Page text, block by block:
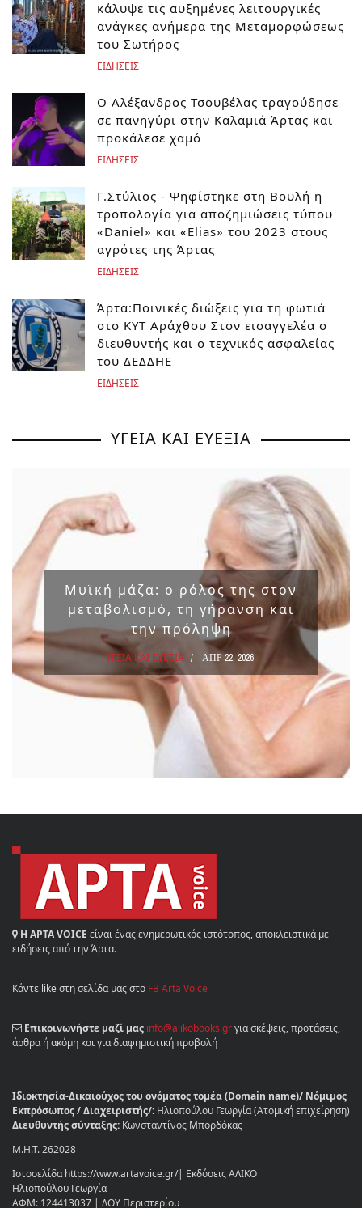
κάλυψε τις αυξημένες λειτουργικές
ανάγκες ανήμερα της Μεταμορφώσεως
του Σωτήρος
ΕΙΔΗΣΕΙΣ
Ο Αλέξανδρος Τσουβέλας τραγούδησε
σε πανηγύρι στην Καλαμιά Άρτας και
προκάλεσε χαμό
ΕΙΔΗΣΕΙΣ
Γ.Στύλιος - Ψηφίστηκε στη Βουλή η
τροπολογία για αποζημιώσεις τύπου
«Daniel» και «Elias» του 2023 στους
αγρότες της Άρτας
ΕΙΔΗΣΕΙΣ
Άρτα:Ποινικές διώξεις για τη φωτιά
στο ΚΥΤ Αράχθου Στον εισαγγελέα ο
διευθυντής και ο τεχνικός ασφαλείας
του ΔΕΔΔΗΕ
ΕΙΔΗΣΕΙΣ
ΥΓΕΙΑ ΚΑΙ ΕΥΕΞΙΑ
Μυϊκή μάζα: ο ρόλος της στον
μεταβολισμό, τη γήρανση και
την πρόληψη
ΥΓΕΙΑ ΚΑΙ ΕΥΕΞΙΑ ΑΠΡ 22, 2026
Η ΑΡΤΑ VOICE είναι ένας ενημερωτικός ιστότοπος, αποκλειστικά με
ειδήσεις από την Άρτα.
Κάντε like στη σελίδα μας στο FB Arta Voice
Επικοινωνήστε μαζί μας info@alikobooks.grγια σκέψεις, προτάσεις,
άρθρα ή ακόμη και για διαφημιστική προβολή
Ιδιοκτησία-Δικαιούχος του ονόματος τομέα (Domain name)/ Νόμιμος
Εκπρόσωπος / Διαχειριστής/: Ηλιοπούλου Γεωργία (Ατομική επιχείρηση)
Διευθυντής σύνταξης: Κωνσταντίνος Μπορδόκας
Μ.Η.Τ. 262028
Ιστοσελίδα https://www.artavoice.gr/| Εκδόσεις ΑΛΙΚΟ
Ηλιοπούλου Γεωργία
ΑΦΜ: 124413037 | ΔΟΥ Περιστερίου